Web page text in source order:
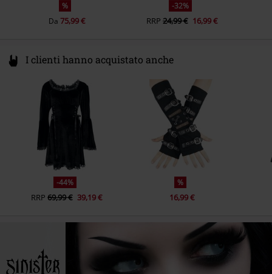
%
Da 75,99 €
-32%
RRP 24,99 € 16,99 €
I clienti hanno acquistato anche
-44%
RRP 69,99 € 39,19 €
%
16,99 €